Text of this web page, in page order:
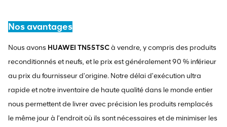
Nos avantages
Nous avons HUAWEI TN55TSCà vendre, y compris des produits
reconditionnés et neufs, et le prix est généralement 90 % inférieur
au prix du fournisseur d'origine. Notre délai d'exécution ultra
rapide et notre inventaire de haute qualité dans le monde entier
nous permettent de livrer avec précision les produits remplacés
le même jour à l'endroit où ils sont nécessaires et de minimiser les